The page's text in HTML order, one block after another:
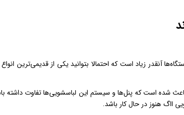
آنقدر زیاد است که احتمالا بتوانید یکی از قدیمی‌ترین
شده است که پنل‌ها و سیستم این لباسشویی‌ها تفاوت داشته
ااگ هنوز در حال کار باشد.